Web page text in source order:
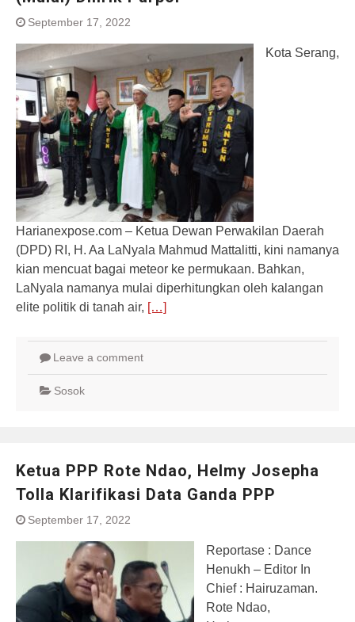
September 17, 2022
Kota Serang,
Harianexpose.com – Ketua Dewan Perwakilan Daerah
(DPD) RI, H. Aa LaNyala Mahmud Mattalitti, kini namanya
kian mencuat bagai meteor ke permukaan. Bahkan,
LaNyala namanya mulai diperhitungkan oleh kalangan
elite politik di tanah air, […]
Leave a comment
Sosok
Ketua PPP Rote Ndao, Helmy Josepha
Tolla Klarifikasi Data Ganda PPP
September 17, 2022
Reportase : Dance
Henukh – Editor In
Chief : Hairuzaman.
Rote Ndao,